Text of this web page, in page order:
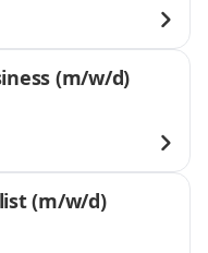
(m/w/d)
(m/w/d)